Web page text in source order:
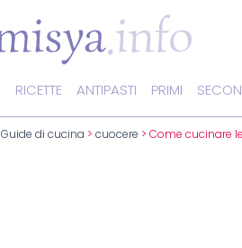
RICETTE ANTIPASTI PRIMI
Guide di cucina > cuocere > Come cucinare